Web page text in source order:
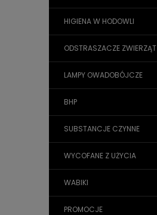
HIGIENA W HODOWLI
ODSTRASZACZE ZWIERZĄT
LAMPY OWADOBÓJCZE
BHP
SUBSTANCJE CZYNNE
WYCOFANE Z UŻYCIA
WABIKI
PROMOCJE